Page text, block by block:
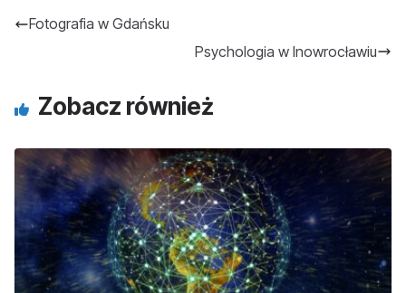
Fotografia w Gdańsku
Psychologia w Inowrocławiu
Zobacz również